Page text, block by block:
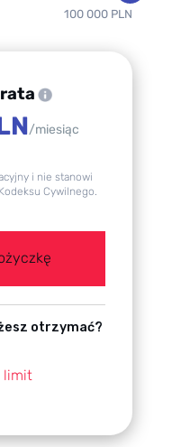
100 000 PLN
/miesiąc
i nie stanowi
Cywilnego.
otrzymać?
limit